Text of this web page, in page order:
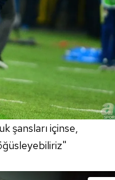
ilişkin detaylı bilgi
Bilgilendirme
Kanunu uyarınca
okumak ve sitemizde
çerezlerle ilgili bilgi
şansları içinse,